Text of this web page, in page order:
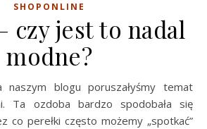
SHOPONLINE
czy jest to nadal
modne?
Ta ozdoba bardzo spodobała się
co perełki często możemy „spotkać”